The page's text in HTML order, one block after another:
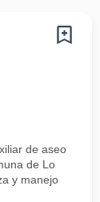
de aseo
de Lo
y manejo